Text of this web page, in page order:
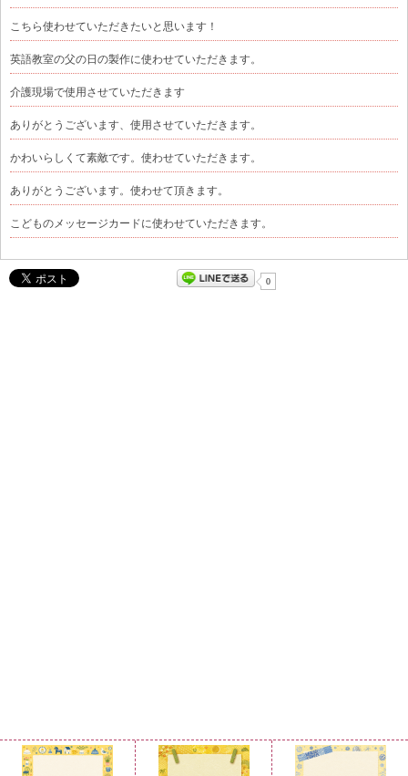
こちら使わせていただきたいと思います！
英語教室の父の日の製作に使わせていただきます。
介護現場で使用させていただきます
ありがとうございます、使用させていただきます。
かわいらしくて素敵です。使わせていただきます。
ありがとうございます。使わせて頂きます。
こどものメッセージカードに使わせていただきます。
0